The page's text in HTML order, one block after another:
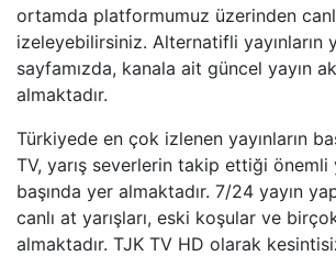
TELE1
CNN TüRK
TRT SPOR
A SPOR
ortamda platformumuz üzerinden
izeleyebilirsiniz. Alternatifli yayınların
sayfamızda, kanala ait güncel yayın
almaktadır.
Türkiyede en çok izlenen yayınların
TV, yarış severlerin takip ettiği önemli
başında yer almaktadır. 7/24 yayın
canlı at yarışları, eski koşular ve
almaktadır. TJK TV HD olarak